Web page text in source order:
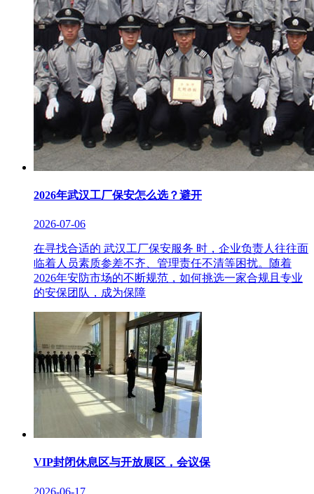
2026年武汉工厂保安怎么选？避开
2026-07-06
在寻找合适的 武汉工厂保安服务 时，企业负责人往往面
临着人员素质参差不齐、管理责任不清等困扰。随着
2026年安防市场的不断规范，如何挑选一家合规且专业
的安保团队，成为保障
VIP封闭休息区与开放展区，会议保
2026-06-17